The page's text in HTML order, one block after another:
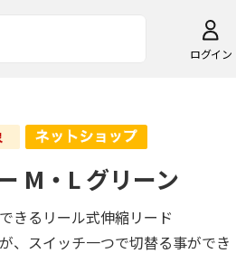
ログイン
M・L グリーン
きるリール式伸縮リード
、スイッチ一つで切替る事ができ